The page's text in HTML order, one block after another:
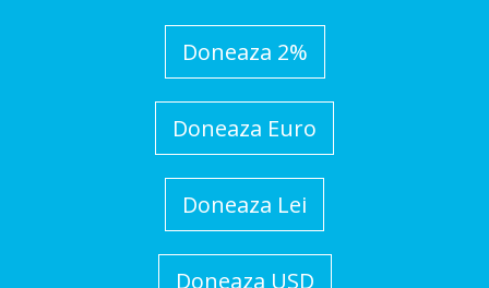
Doneaza 2%
Doneaza Euro
Doneaza Lei
Doneaza USD